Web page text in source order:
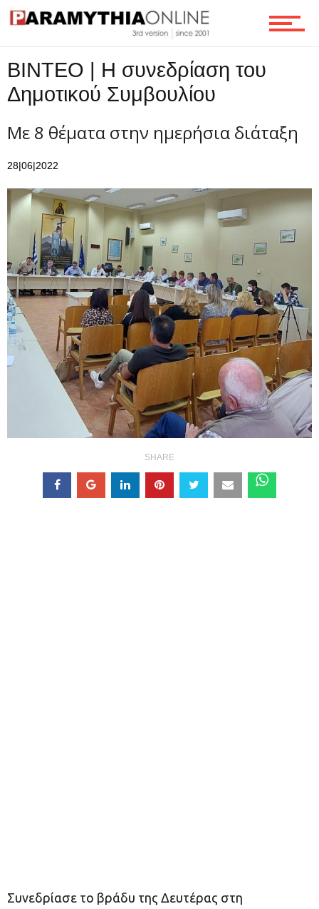
Τεχνολογία
Ροή
ΒΙΝΤΕΟ | Η συνεδρίαση του
Δημοτικού Συμβουλίου
Με 8 θέματα στην ημερήσια διάταξη
28|06|2022
SHARE
Συνεδρίασε το βράδυ της Δευτέρας στη